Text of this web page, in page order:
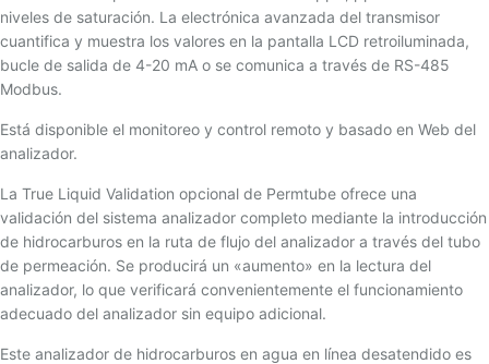
niveles de saturación. La electrónica avanzada del transmisor
cuantifica y muestra los valores en la pantalla LCD retroiluminada,
bucle de salida de 4-20 mA o se comunica a través de RS-485
Modbus.
Está disponible el monitoreo y control remoto y basado en Web del
analizador.
La True Liquid Validation opcional de Permtube ofrece una
validación del sistema analizador completo mediante la introducción
de hidrocarburos en la ruta de flujo del analizador a través del tubo
de permeación. Se producirá un «aumento» en la lectura del
analizador, lo que verificará convenientemente el funcionamiento
adecuado del analizador sin equipo adicional.
Este analizador de hidrocarburos en agua en línea desatendido es